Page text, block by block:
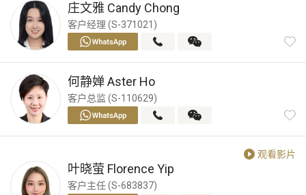
庄文雅 Candy Chong
客户经理 (S-371021)
何静婵Aster Ho
客户总监 (S-110629)
观看影片
叶晓萤 Florence Yip
客户主任 (S-683837)